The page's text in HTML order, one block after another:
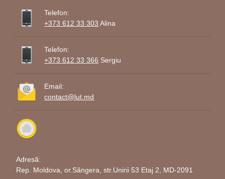
Telefon:
+373 612 33 303 Alina
Telefon:
+373 612 33 366 Sergiu
Email:
contact@lut.md
Adresă:
Rep. Moldova, or.Sângera, str.Unirii 53 Etaj 2, MD-2091